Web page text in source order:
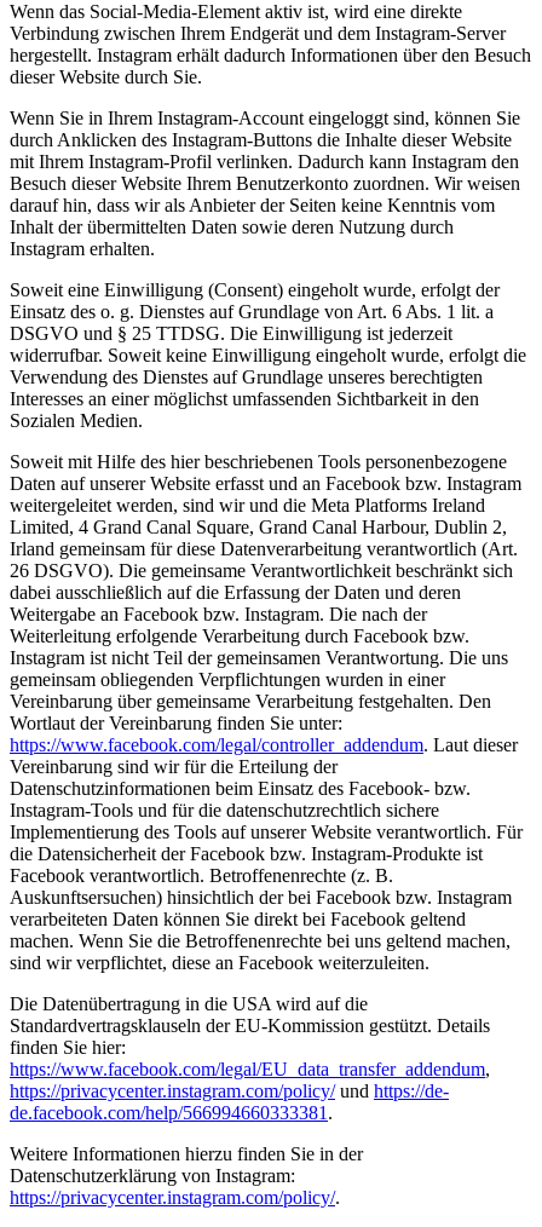
Wenn das Social-Media-Element aktiv ist, wird eine direkte
Verbindung zwischen Ihrem Endgerät und dem Instagram-Server
hergestellt. Instagram erhält dadurch Informationen über den Besuch
dieser Website durch Sie.
Wenn Sie in Ihrem Instagram-Account eingeloggt sind, können Sie
durch Anklicken des Instagram-Buttons die Inhalte dieser Website
mit Ihrem Instagram-Profil verlinken. Dadurch kann Instagram den
Besuch dieser Website Ihrem Benutzerkonto zuordnen. Wir weisen
darauf hin, dass wir als Anbieter der Seiten keine Kenntnis vom
Inhalt der übermittelten Daten sowie deren Nutzung durch
Instagram erhalten.
Soweit eine Einwilligung (Consent) eingeholt wurde, erfolgt der
Einsatz des o. g. Dienstes auf Grundlage von Art. 6 Abs. 1 lit. a
DSGVO und § 25 TTDSG. Die Einwilligung ist jederzeit
widerrufbar. Soweit keine Einwilligung eingeholt wurde, erfolgt die
Verwendung des Dienstes auf Grundlage unseres berechtigten
Interesses an einer möglichst umfassenden Sichtbarkeit in den
Sozialen Medien.
Soweit mit Hilfe des hier beschriebenen Tools personenbezogene
Daten auf unserer Website erfasst und an Facebook bzw. Instagram
weitergeleitet werden, sind wir und die Meta Platforms Ireland
Limited, 4 Grand Canal Square, Grand Canal Harbour, Dublin 2,
Irland gemeinsam für diese Datenverarbeitung verantwortlich (Art.
26 DSGVO). Die gemeinsame Verantwortlichkeit beschränkt sich
dabei ausschließlich auf die Erfassung der Daten und deren
Weitergabe an Facebook bzw. Instagram. Die nach der
Weiterleitung erfolgende Verarbeitung durch Facebook bzw.
Instagram ist nicht Teil der gemeinsamen Verantwortung. Die uns
gemeinsam obliegenden Verpflichtungen wurden in einer
Vereinbarung über gemeinsame Verarbeitung festgehalten. Den
Wortlaut der Vereinbarung finden Sie unter:
https://www.facebook.com/legal/controller_addendum. Laut dieser
Vereinbarung sind wir für die Erteilung der
Datenschutzinformationen beim Einsatz des Facebook- bzw.
Instagram-Tools und für die datenschutzrechtlich sichere
Implementierung des Tools auf unserer Website verantwortlich. Für
die Datensicherheit der Facebook bzw. Instagram-Produkte ist
Facebook verantwortlich. Betroffenenrechte (z. B.
Auskunftsersuchen) hinsichtlich der bei Facebook bzw. Instagram
verarbeiteten Daten können Sie direkt bei Facebook geltend
machen. Wenn Sie die Betroffenenrechte bei uns geltend machen,
sind wir verpflichtet, diese an Facebook weiterzuleiten.
Die Datenübertragung in die USA wird auf die
Standardvertragsklauseln der EU-Kommission gestützt. Details
finden Sie hier:
https://www.facebook.com/legal/EU_data_transfer_addendum,
https://privacycenter.instagram.com/policy/und https://de-
de.facebook.com/help/566994660333381 .
Weitere Informationen hierzu finden Sie in der
Datenschutzerklärung von Instagram:
https://privacycenter.instagram.com/policy/.